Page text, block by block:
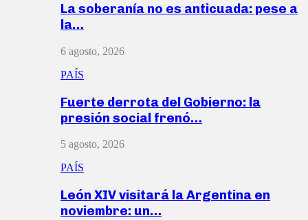
La soberanía no es anticuada: pese a
la…
6 agosto, 2026
PAÍS
Fuerte derrota del Gobierno: la
presión social frenó…
5 agosto, 2026
PAÍS
León XIV visitará la Argentina en
noviembre: un…